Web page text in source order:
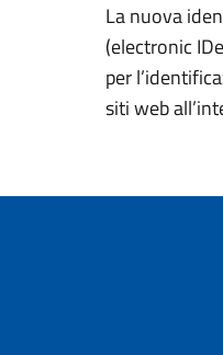
La nuova
(electronic
per
siti web